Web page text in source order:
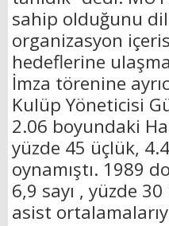
sahip olduğunu
organizasyon
hedeflerine
İmza törenine
Kulüp Yöneticisi
2.06 boyundaki
yüzde 45 üçlük,
oynamıştı. 1989
6,9 sayı , yüzde
asist